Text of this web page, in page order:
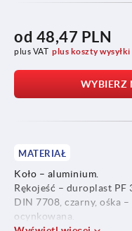
od 48,47 PLN
plus VAT plus koszty wysyłki
WYBIERZ
MATERIAŁ
Koło – aluminium.
Rękojeść – duroplast PF
DIN 7708, czarny, ośka –
ocynkowana.